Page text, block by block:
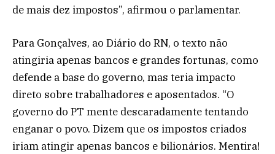
de mais dez impostos”, afirmou o parlamentar.
Para Gonçalves, ao Diário do RN, o texto não
atingiria apenas bancos e grandes fortunas, como
defende a base do governo, mas teria impacto
direto sobre trabalhadores e aposentados. “O
governo do PT mente descaradamente tentando
enganar o povo. Dizem que os impostos criados
iriam atingir apenas bancos e bilionários. Mentira!